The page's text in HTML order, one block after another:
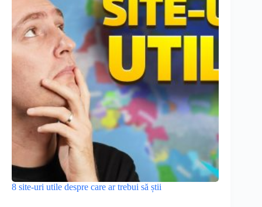
8 site-uri utile despre care ar trebui să știi